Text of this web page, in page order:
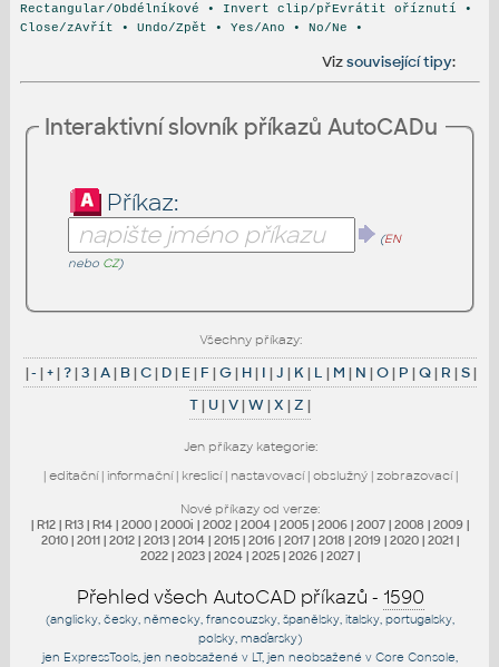
Rectangular/Obdélníkové • Invert clip/přEvrátit oříznutí •
Close/zAvřít • Undo/Zpět • Yes/Ano • No/Ne •
Vizsouvisející tipy:
Interaktivní slovník příkazů AutoCADu
Příkaz:
(EN
nebo CZ)
Všechny příkazy:
|- |+|?|3 |A| B|C| D| E| F |G| H| I |J | K| L | M | N |O| P |Q| R |S|
T| U|V|W|X |Z |
Jen příkazy kategorie:
| editační| informační| kreslicí| nastavovací| obslužný| zobrazovací|
Nové příkazy od verze:
| R12 | R13 | R14 | 2000 | 2000i | 2002 | 2004 | 2005 | 2006 | 2007 | 2008 | 2009 |
2010 | 2011 | 2012 | 2013 | 2014 | 2015 | 2016 | 2017 | 2018 | 2019 | 2020 | 2021 |
2022 | 2023 | 2024 | 2025 | 2026 | 2027 |
Přehled všech AutoCAD příkazů - 1590
(anglicky, česky, německy, francouzsky, španělsky, italsky, portugalsky,
polsky, maďarsky)
jen ExpressTools , jen neobsažené v LT, jen neobsažené v Core Console